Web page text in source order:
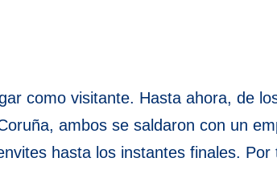
como visitante. Hasta ahora, de
ambos se saldaron con un
hasta los instantes finales.